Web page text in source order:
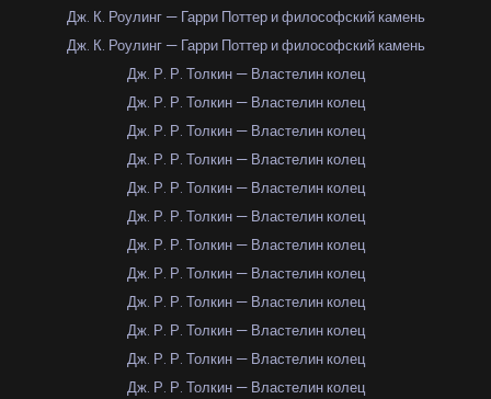
Дж. К. Роулинг — Гарри Поттер и философский камень
Дж. К. Роулинг — Гарри Поттер и философский камень
Дж. Р. Р. Толкин — Властелин колец
Дж. Р. Р. Толкин — Властелин колец
Дж. Р. Р. Толкин — Властелин колец
Дж. Р. Р. Толкин — Властелин колец
Дж. Р. Р. Толкин — Властелин колец
Дж. Р. Р. Толкин — Властелин колец
Дж. Р. Р. Толкин — Властелин колец
Дж. Р. Р. Толкин — Властелин колец
Дж. Р. Р. Толкин — Властелин колец
Дж. Р. Р. Толкин — Властелин колец
Дж. Р. Р. Толкин — Властелин колец
Дж. Р. Р. Толкин — Властелин колец